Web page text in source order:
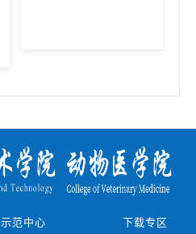
示范中心 下载专区